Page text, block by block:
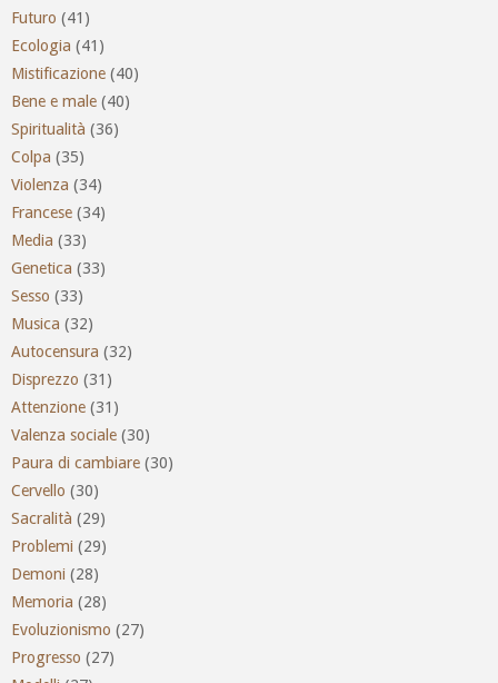
Futuro (41)
Ecologia (41)
Mistificazione (40)
Bene e male (40)
Spiritualità (36)
Colpa (35)
Violenza (34)
Francese (34)
Media (33)
Genetica (33)
Sesso (33)
Musica (32)
Autocensura (32)
Disprezzo (31)
Attenzione (31)
Valenza sociale (30)
Paura di cambiare (30)
Cervello (30)
Sacralità (29)
Problemi (29)
Demoni (28)
Memoria (28)
Evoluzionismo (27)
Progresso (27)